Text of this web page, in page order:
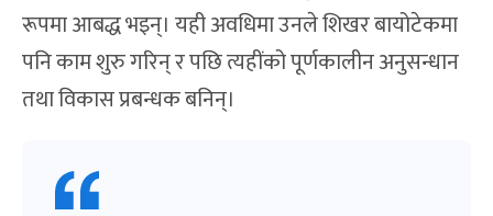
रूपमा आबद्ध भइन्। यही अवधिमा उनले शिखर बायोटेकमा
पनि काम शुरु गरिन् र पछि त्यहींको पूर्णकालीन अनुसन्धान
तथा विकास प्रबन्धक बनिन्।